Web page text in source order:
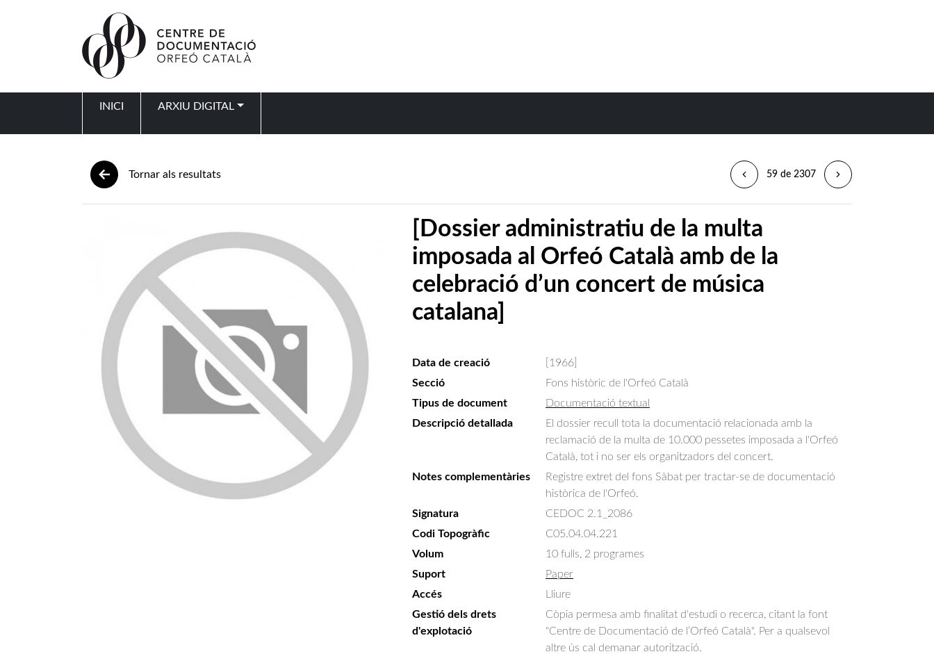
INICI ARXIU DIGITAL
Tornar als resultats 59 de 2307
[Dossier administratiu de la multa
imposada al Orfeó Català amb de la
celebració d’un concert de música
catalana]
Data de creació
[1966]
Secció
Fons històric de l'Orfeó Català
Tipus de document
Documentació textual
Descripció detallada
El dossier recull tota la documentació relacionada amb la
reclamació de la multa de 10.000 pessetes imposada a l'Orfeó
Català, tot i no ser els organitzadors del concert.
Notes complementàries
Registre extret del fons Sàbat per tractar-se de documentació
històrica de l'Orfeó.
Signatura
CEDOC 2.1_2086
Codi Topogràfic
C05.04.04.221
Volum
10 fulls, 2 programes
Suport
Paper
Accés
Lliure
Gestió dels drets
d'explotació
Còpia permesa amb finalitat d'estudi o recerca, citant la font
"Centre de Documentació de l’Orfeó Català". Per a qualsevol
altre ús cal demanar autorització.